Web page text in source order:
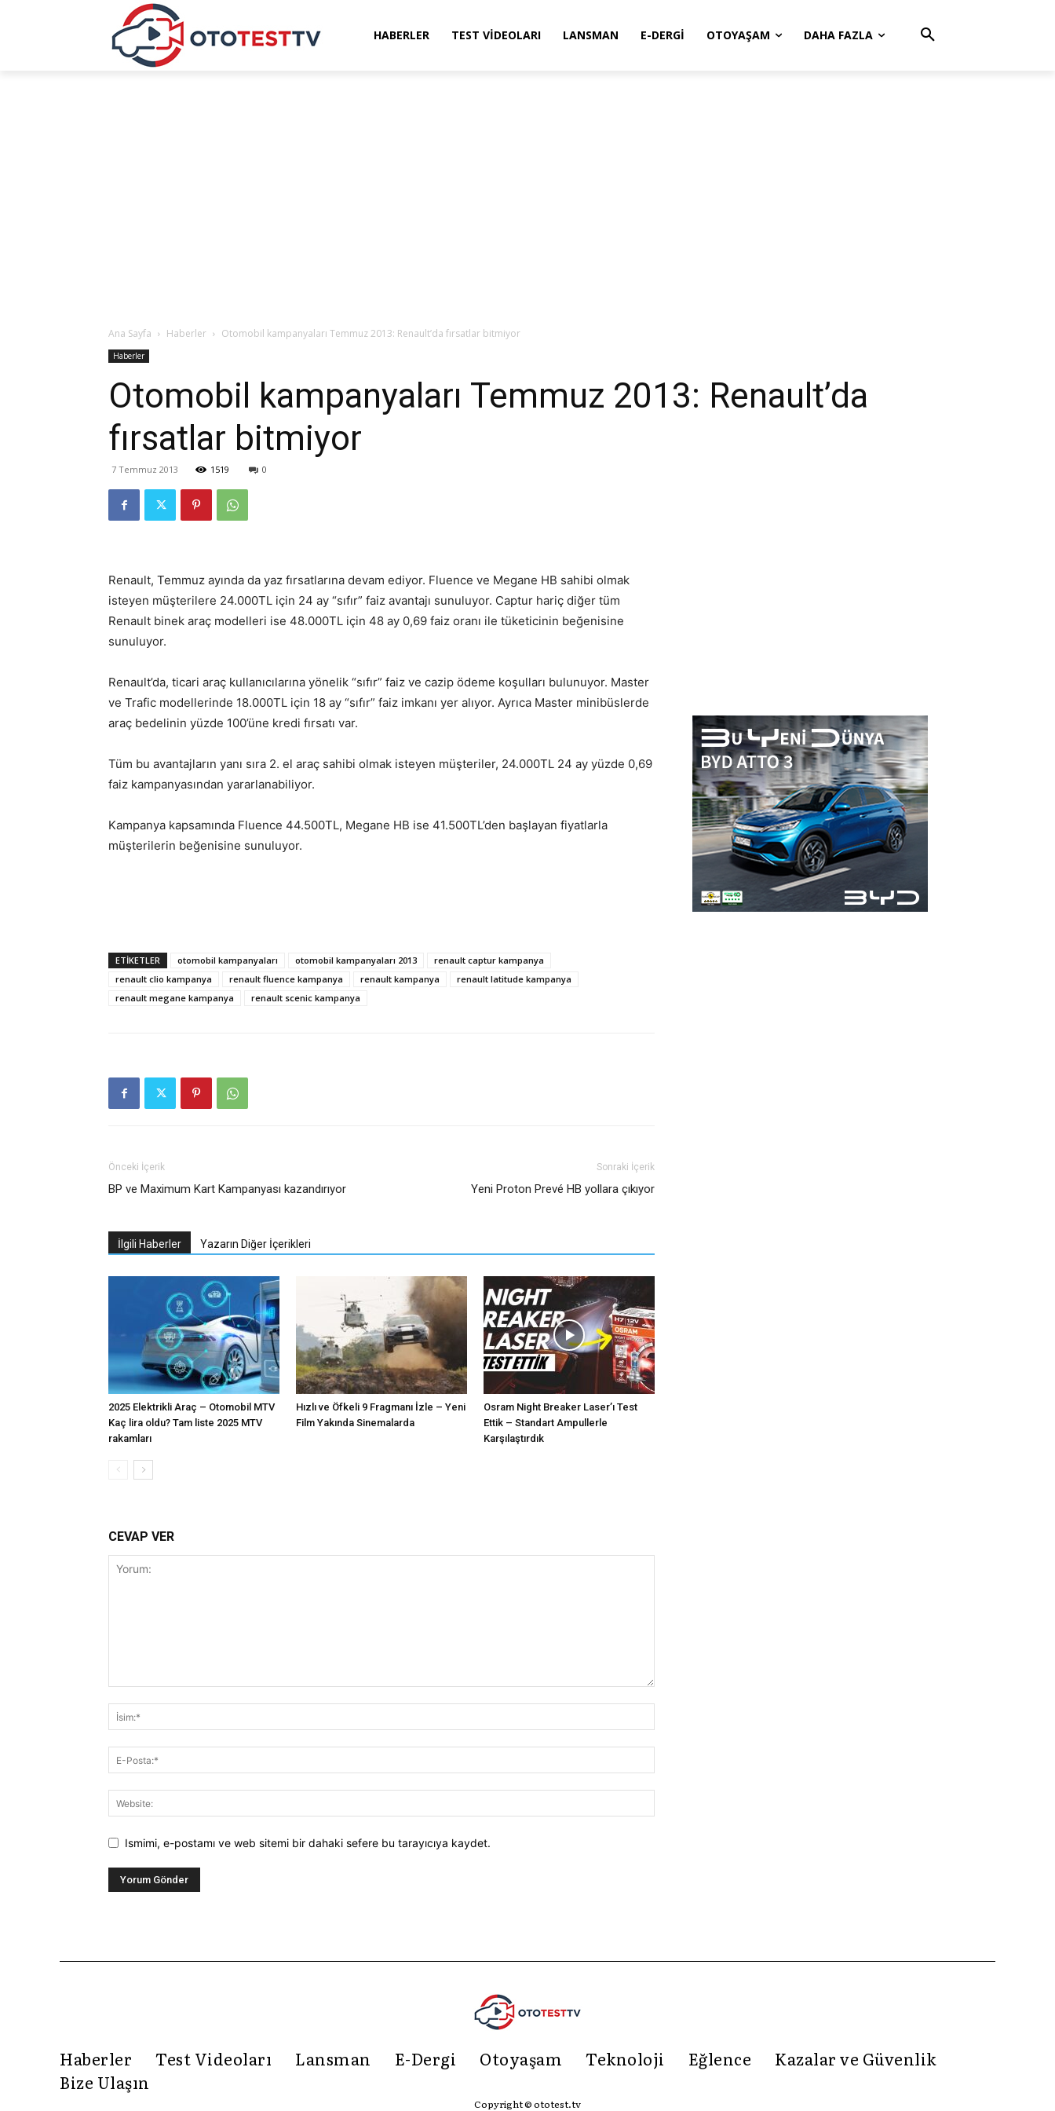
HABERLER TEST VIDEOLARI LANSMAN E-DERGI OTOYAŞAM DAHA FAZLA
Ana Sayfa Haberler Otomobil kampanyaları Temmuz 2013: Renault’da fırsatlar bitmiyor
Haberler
Otomobil kampanyaları Temmuz 2013: Renault’da
fırsatlar bitmiyor
7 Temmuz 2013 1519 0
Renault, Temmuz ayında da yaz fırsatlarına devam ediyor. Fluence ve Megane HB sahibi olmak
isteyen müşterilere 24.000TL için 24 ay “sıfır” faiz avantajı sunuluyor. Captur hariç diğer tüm
Renault binek araç modelleri ise 48.000TL için 48 ay 0,69 faiz oranı ile tüketicinin beğenisine
sunuluyor.
Renault’da, ticari araç kullanıcılarına yönelik “sıfır” faiz ve cazip ödeme koşulları bulunuyor. Master
ve Trafic modellerinde 18.000TL için 18 ay “sıfır” faiz imkanı yer alıyor. Ayrıca Master minibüslerde
araç bedelinin yüzde 100’üne kredi fırsatı var.
Tüm bu avantajların yanı sıra 2. el araç sahibi olmak isteyen müşteriler, 24.000TL 24 ay yüzde 0,69
faiz kampanyasından yararlanabiliyor.
Kampanya kapsamında Fluence 44.500TL, Megane HB ise 41.500TL’den başlayan fiyatlarla
müşterilerin beğenisine sunuluyor.
ETIKETLER otomobil kampanyaları otomobil kampanyaları 2013
renault captur kampanya
renault clio kampanya
renault fluence kampanya renault kampanya
renault latitude kampanya
renault megane kampanya
renault scenic kampanya
Önceki İçerik
BP ve Maximum Kart Kampanyası kazandırıyor
Sonraki İçerik
Yeni Proton Prevé HB yollara çıkıyor
İlgili Haberler Yazarın Diğer İçerikleri
2025 Elektrikli Araç – Otomobil MTV
Kaç lira oldu? Tam liste 2025 MTV
rakamları
Hızlı ve Öfkeli 9 Fragmanı İzle – Yeni
Film Yakında Sinemalarda
Osram Night Breaker Laser’ı Test
Ettik – Standart Ampullerle
Karşılaştırdık
CEVAP VER
Ismimi, e-postamı ve web sitemi bir dahaki sefere bu tarayıcıya kaydet.
Haberler Test Videoları Lansman E-Dergi Otoyaşam Teknoloji Eğlence
Kazalar ve Güvenlik
Bize Ulaşın
Copyright © ototest.tv